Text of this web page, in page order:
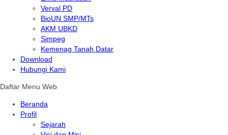
Verval PD
BioUN SMP/MTs
AKM UBKD
Simpeg
Kemenag Tanah Datar
Download
Hubungi Kami
Daftar Menu Web
Beranda
Profil
Sejarah